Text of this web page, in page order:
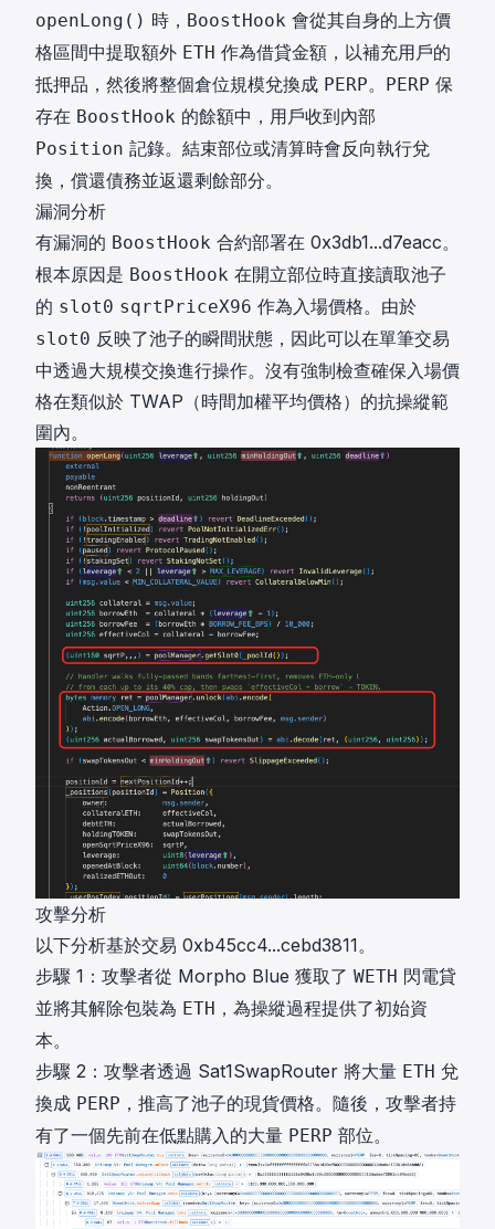
openLong() 時， BoostHook 會從其自身的上方價
格區間中提取額外 ETH 作為借貸金額，以補充用戶的
抵押品，然後將整個倉位規模兌換成 PERP。 PERP 保
存在 BoostHook 的餘額中，用戶收到內部
Position 記錄。結束部位或清算時會反向執行兌
換，償還債務並返還剩餘部分。
漏洞分析
有漏洞的 BoostHook 合約部署在 0x3db1...d7eacc。
根本原因是 BoostHook 在開立部位時直接讀取池子
的 slot0 sqrtPriceX96 作為入場價格。由於
slot0 反映了池子的瞬間狀態，因此可以在單筆交易
中透過大規模交換進行操作。沒有強制檢查確保入場價
格在類似於 TWAP（時間加權平均價格）的抗操縱範
圍內。
攻擊分析
以下分析基於交易 0xb45cc4...cebd3811。
步驟 1：攻擊者從 Morpho Blue 獲取了 WETH 閃電貸
並將其解除包裝為 ETH ，為操縱過程提供了初始資
本。
步驟 2：攻擊者透過 Sat1SwapRouter 將大量 ETH 兌
換成 PERP ，推高了池子的現貨價格。隨後，攻擊者持
有了一個先前在低點購入的大量 PERP 部位。